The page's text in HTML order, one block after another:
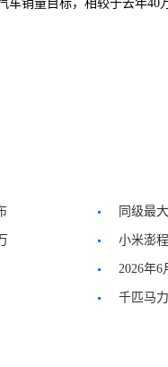
车销量目标，相较于去年
同级最
小米澎
公示盘点
2026年
球化千匹马